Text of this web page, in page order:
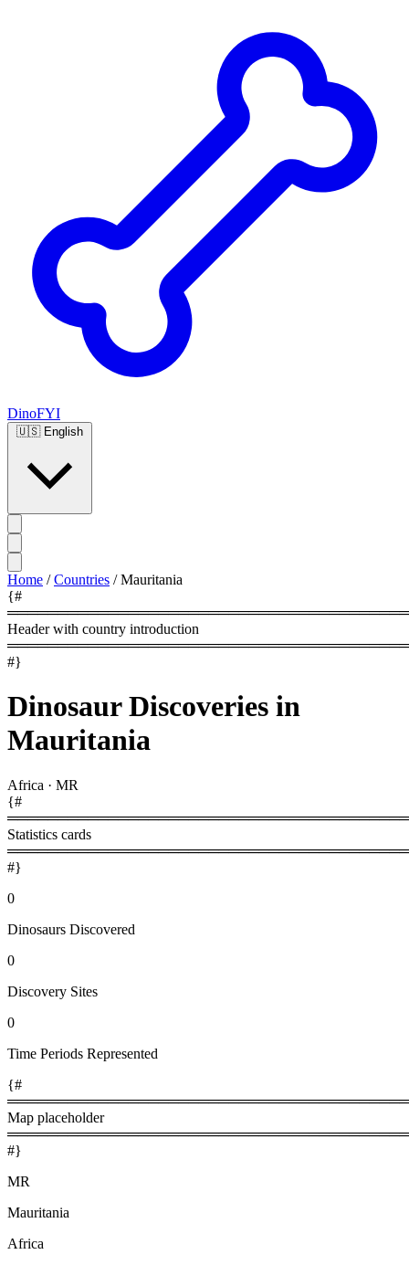
DinoFYI
🇺🇸 English
Home / Countries / Mauritania
{#
Header with country introduction
#}
Dinosaur Discoveries in
Mauritania
Africa · MR
{#
Statistics cards
#}
0
Dinosaurs Discovered
0
Discovery Sites
0
Time Periods Represented
{#
Map placeholder
#}
MR
Mauritania
Africa